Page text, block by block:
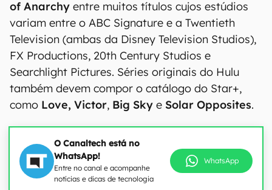
of Anarchy entre muitos títulos cujos estúdios
variam entre o ABC Signature e a Twentieth
Television (ambas da Disney Television Studios),
FX Productions, 20th Century Studios e
Searchlight Pictures. Séries originais do Hulu
também devem compor o catálogo do Star+,
como Love, Victor, Big Sky e Solar Opposites.
O Canaltech está no
WhatsApp!
Entre no canal e acompanhe
notícias e dicas de tecnologia
WhatsApp